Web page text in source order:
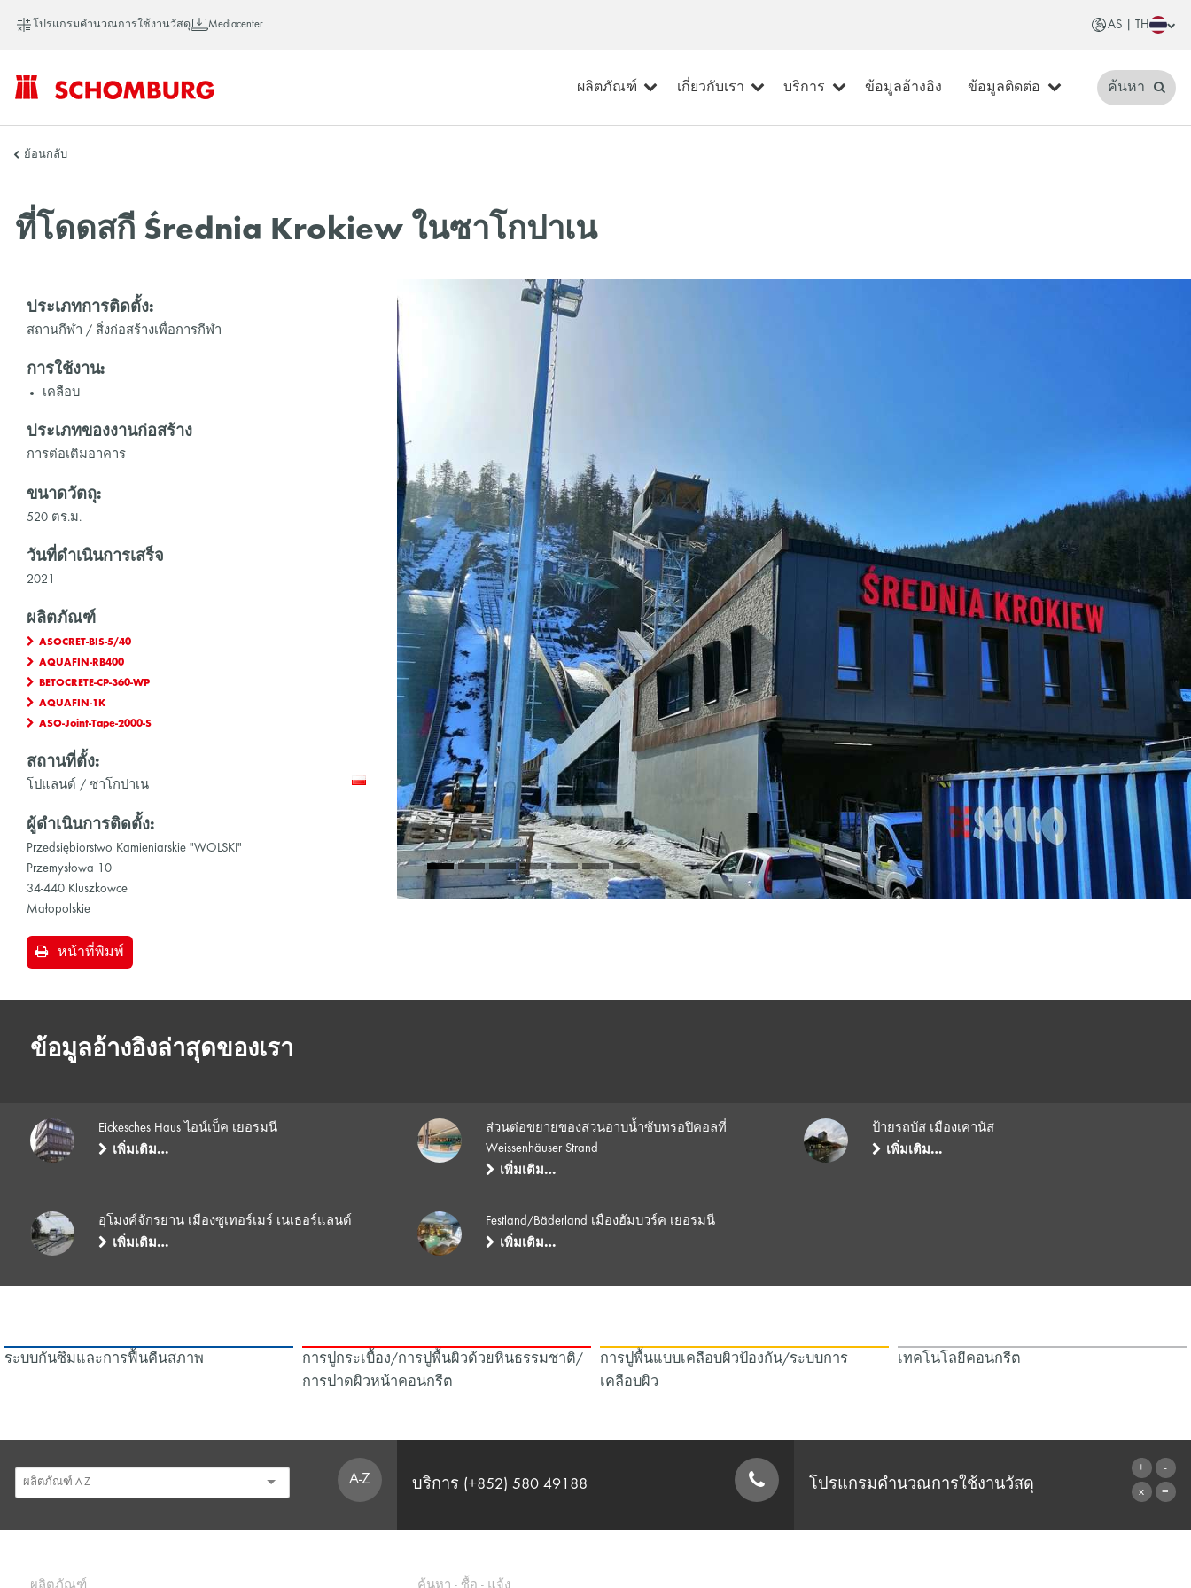
โปรแกรมคำนวณการใช้งานวัสดุ Mediacenter AS | TH
SCHOMBURG
ผลิตภัณฑ์ เกี่ยวกับเรา บริการ ข้อมูลอ้างอิง ข้อมูลติดต่อ ค้นหา
ย้อนกลับ
ที่โดดสกี Średnia Krokiew ในซาโกปาเน
ประเภทการติดตั้ง:
สถานกีฬา / สิ่งก่อสร้างเพื่อการกีฬา
การใช้งาน:
เคลือบ
ประเภทของงานก่อสร้าง
การต่อเติมอาคาร
ขนาดวัตถุ:
520 ตร.ม.
วันที่ดำเนินการเสร็จ
2021
ผลิตภัณฑ์
ASOCRET-BIS-5/40
AQUAFIN-RB400
BETOCRETE-CP-360-WP
AQUAFIN-1K
ASO-Joint-Tape-2000-S
สถานที่ตั้ง:
โปแลนด์ / ซาโกปาเน
ผู้ดำเนินการติดตั้ง:
Przedsiębiorstwo Kamieniarskie "WOLSKI"
Przemysłowa 10
34-440 Kluszkowce
Małopolskie
หน้าที่พิมพ์
ข้อมูลอ้างอิงล่าสุดของเรา
Eickesches Haus ไอน์เบ็ค เยอรมนี
เพิ่มเติม…
ส่วนต่อขยายของสวนอาบน้ำซับทรอปิคอลที่
Weissenhäuser Strand
เพิ่มเติม…
ป้ายรถบัส เมืองเคานัส
เพิ่มเติม…
อุโมงค์จักรยาน เมืองซูเทอร์เมร์ เนเธอร์แลนด์
เพิ่มเติม…
Festland/Bäderland เมืองฮัมบวร์ค เยอรมนี
เพิ่มเติม…
ระบบกันซึมและการฟื้นคืนสภาพ
การปูกระเบื้อง/การปูพื้นผิวด้วยหินธรรมชาติ/
การปาดผิวหน้าคอนกรีต
การปูพื้นแบบเคลือบผิวป้องกัน/ระบบการ
เคลือบผิว
เทคโนโลยีคอนกรีต
A-Z บริการ (+852) 580 49188 โปรแกรมคำนวณการใช้งานวัสดุ